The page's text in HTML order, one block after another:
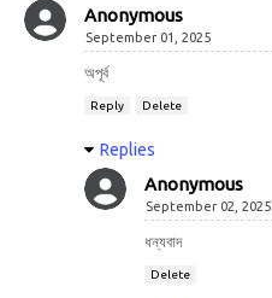
Anonymous
September 01, 2025
অপূর্ব
Reply Delete
Replies
Anonymous
September 02, 2025
ধন্যবাদ
Delete